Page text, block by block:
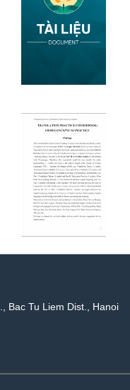
Bac Tu Liem Dist., Hanoi